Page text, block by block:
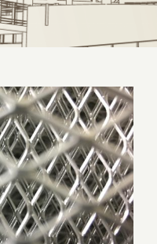
do gradil de